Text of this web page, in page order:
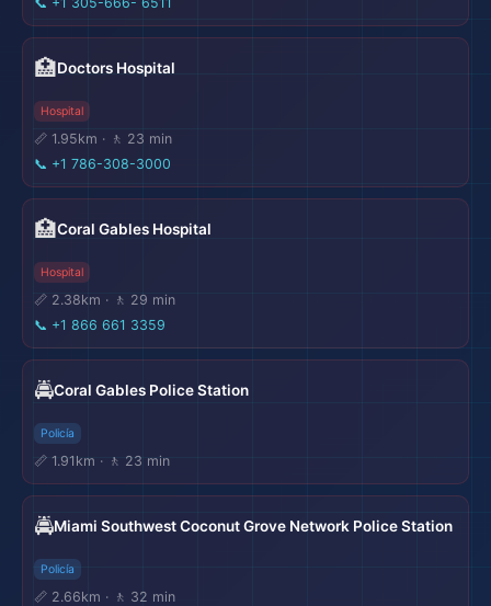
🏥Doctors Hospital
Hospital
📏 1.95km · 🚶 23 min
📞 +1 786-308-3000
🏥Coral Gables Hospital
Hospital
📏 2.38km · 🚶 29 min
📞 +1 866 661 3359
🚔Coral Gables Police Station
Policía
📏 1.91km · 🚶 23 min
🚔Miami Southwest Coconut Grove Network Police Station
Policía
📏 2.66km · 🚶 32 min